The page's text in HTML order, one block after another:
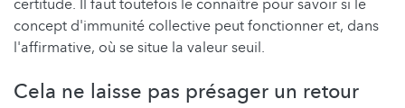
certitude. Il faut toutefois le connaître pour savoir si le
concept d'immunité collective peut fonctionner et, dans
l'affirmative, où se situe la valeur seuil.
Cela ne laisse pas présager un retour